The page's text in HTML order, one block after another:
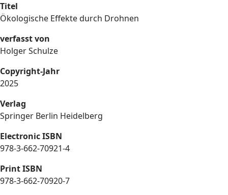
Titel
Ökologische Effekte durch Drohnen
verfasst von
Holger Schulze
Copyright-Jahr
2025
Verlag
Springer Berlin Heidelberg
Electronic ISBN
978-3-662-70921-4
Print ISBN
978-3-662-70920-7